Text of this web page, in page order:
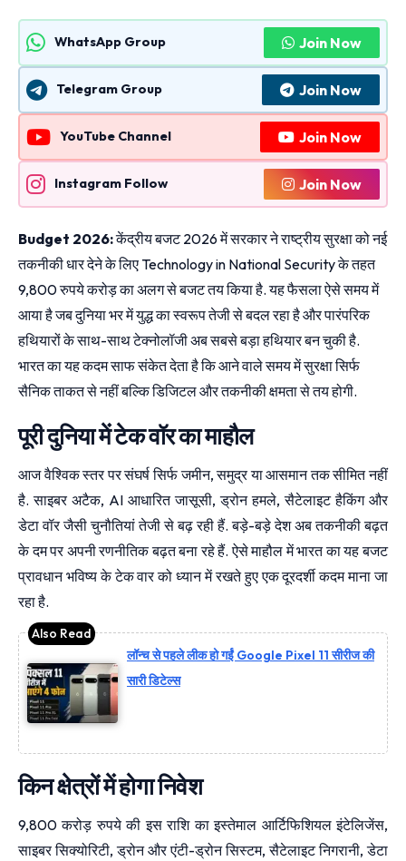
WhatsApp Group Join Now
Telegram Group Join Now
YouTube Channel Join Now
Instagram Follow Join Now
Budget 2026:केंद्रीय बजट 2026 में सरकार ने राष्ट्रीय सुरक्षा को नई
तकनीकी धार देने के लिए Technology in National Security के तहत
9,800 रुपये करोड़ का अलग से बजट तय किया है. यह फैसला ऐसे समय में
आया है जब दुनिया भर में युद्ध का स्वरूप तेजी से बदल रहा है और पारंपरिक
हथियारों के साथ-साथ टेक्नोलॉजी अब सबसे बड़ा हथियार बन चुकी है.
भारत का यह कदम साफ संकेत देता है कि आने वाले समय में सुरक्षा सिर्फ
सैनिक ताकत से नहीं बल्कि डिजिटल और तकनीकी क्षमता से तय होगी.
पूरी दुनिया में टेक वॉर का माहौल
आज वैश्विक स्तर पर संघर्ष सिर्फ जमीन, समुद्र या आसमान तक सीमित नहीं
है. साइबर अटैक, AI आधारित जासूसी, ड्रोन हमले, सैटेलाइट हैकिंग और
डेटा वॉर जैसी चुनौतियां तेजी से बढ़ रही हैं. बड़े-बड़े देश अब तकनीकी बढ़त
के दम पर अपनी रणनीतिक बढ़त बना रहे हैं. ऐसे माहौल में भारत का यह बजट
प्रावधान भविष्य के टेक वार को ध्यान में रखते हुए एक दूरदर्शी कदम माना जा
रहा है.
लॉन्च से पहले लीक हो गईं Google Pixel 11 सीरीज की
सारी डिटेल्स
किन क्षेत्रों में होगा निवेश
9,800 करोड़ रुपये की इस राशि का इस्तेमाल आर्टिफिशियल इंटेलिजेंस,
साइबर सिक्योरिटी, ड्रोन और एंटी-ड्रोन सिस्टम, सैटेलाइट निगरानी, डेटा